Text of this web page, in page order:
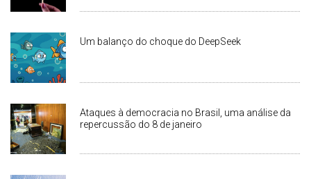
Um balanço do choque do DeepSeek
Ataques à democracia no Brasil, uma análise da
repercussão do 8 de janeiro